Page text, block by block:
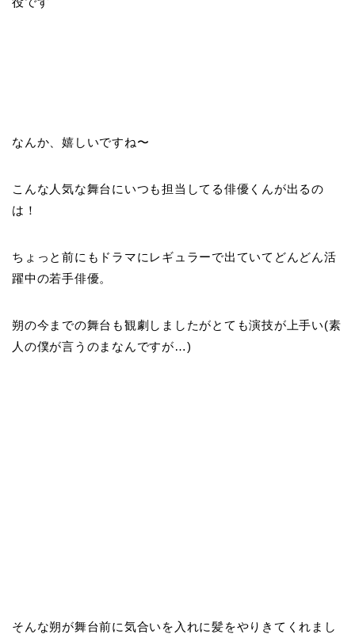
なんか、嬉しいですね〜
こんな人気な舞台にいつも担当してる俳優くんが出るの
は！
ちょっと前にもドラマにレギュラーで出ていてどんどん活
躍中の若手俳優。
朔の今までの舞台も観劇しましたがとても演技が上手い(素
人の僕が言うのまなんですが…)
そんな朔が舞台前に気合いを入れに髪をやりきてくれまし